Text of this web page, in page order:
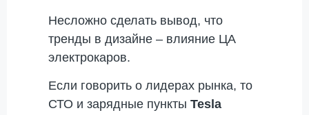
Несложно сделать вывод, что
тренды в дизайне – влияние ЦА
электрокаров.
Если говорить о лидерах рынка, то
СТО и зарядные пункты Tesla